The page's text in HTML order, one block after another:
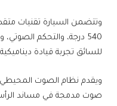
وتتضمن السيارة تقنيات
للسائق تجربة قيادة
صوت مدمجة في مساند